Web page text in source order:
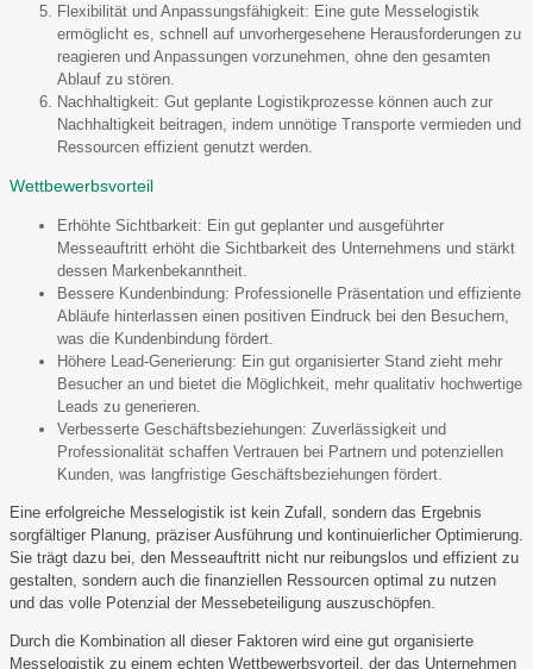
Flexibilität und Anpassungsfähigkeit: Eine gute Messelogistik
ermöglicht es, schnell auf unvorhergesehene Herausforderungen zu
reagieren und Anpassungen vorzunehmen, ohne den gesamten
Ablauf zu stören.
Nachhaltigkeit: Gut geplante Logistikprozesse können auch zur
Nachhaltigkeit beitragen, indem unnötige Transporte vermieden und
Ressourcen effizient genutzt werden.
Wettbewerbsvorteil
Erhöhte Sichtbarkeit: Ein gut geplanter und ausgeführter
Messeauftritt erhöht die Sichtbarkeit des Unternehmens und stärkt
dessen Markenbekanntheit.
Bessere Kundenbindung: Professionelle Präsentation und effiziente
Abläufe hinterlassen einen positiven Eindruck bei den Besuchern,
was die Kundenbindung fördert.
Höhere Lead-Generierung: Ein gut organisierter Stand zieht mehr
Besucher an und bietet die Möglichkeit, mehr qualitativ hochwertige
Leads zu generieren.
Verbesserte Geschäftsbeziehungen: Zuverlässigkeit und
Professionalität schaffen Vertrauen bei Partnern und potenziellen
Kunden, was langfristige Geschäftsbeziehungen fördert.
Eine erfolgreiche Messelogistik ist kein Zufall, sondern das Ergebnis
sorgfältiger Planung, präziser Ausführung und kontinuierlicher Optimierung.
Sie trägt dazu bei, den Messeauftritt nicht nur reibungslos und effizient zu
gestalten, sondern auch die finanziellen Ressourcen optimal zu nutzen
und das volle Potenzial der Messebeteiligung auszuschöpfen.
Durch die Kombination all dieser Faktoren wird eine gut organisierte
Messelogistik zu einem echten Wettbewerbsvorteil, der das Unternehmen